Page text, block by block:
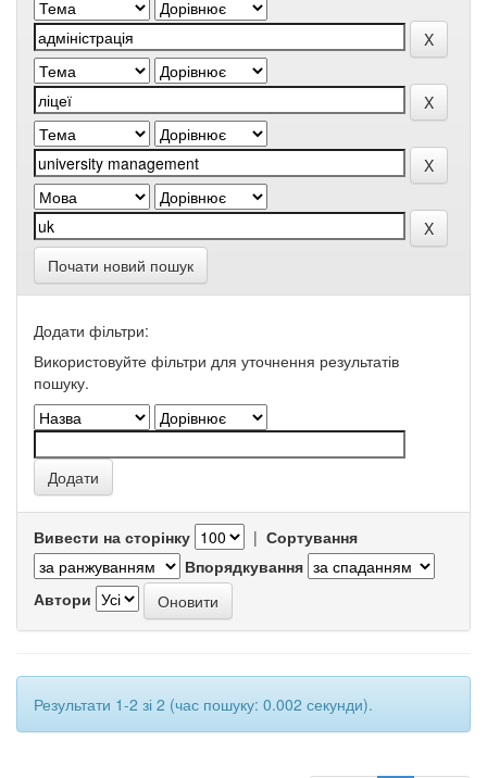
Почати новий пошук
Додати фільтри:
Використовуйте фільтри для уточнення результатів
пошуку.
Вивести на сторінку | Сортування
Впорядкування
Автори
Результати 1-2 зі 2 (час пошуку: 0.002 секунди).